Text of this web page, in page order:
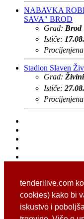
tenderilive.com
cookies) kako bi
iskustvo i
NABAVKA
SAVA" BROD
Grad: Brod
Ističe:
Stadion Slaven
Grad:
Ističe: